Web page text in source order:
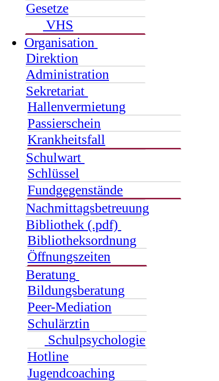
Gesetze
VHS
Organisation
Direktion
Administration
Sekretariat
Hallenvermietung
Passierschein
Krankheitsfall
Schulwart
Schlüssel
Fundgegenstände
Nachmittagsbetreuung
Bibliothek (.pdf)
Bibliotheksordnung
Öffnungszeiten
Beratung
Bildungsberatung
Peer-Mediation
Schulärztin
Schulpsychologie
Hotline
Jugendcoaching